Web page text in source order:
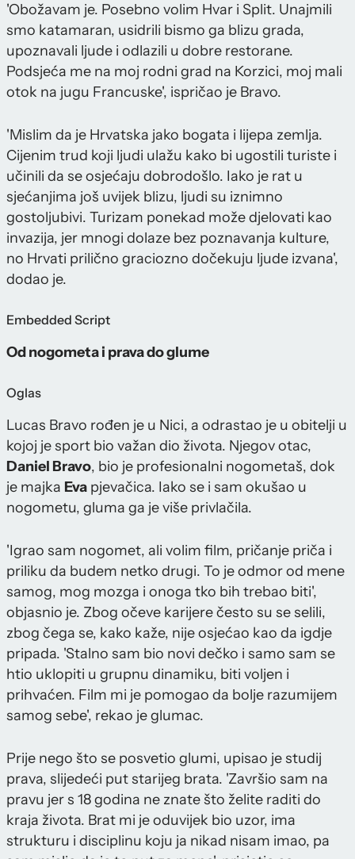
'Obožavam je. Posebno volim Hvar i Split. Unajmili
smo katamaran, usidrili bismo ga blizu grada,
upoznavali ljude i odlazili u dobre restorane.
Podsjeća me na moj rodni grad na Korzici, moj mali
otok na jugu Francuske', ispričao je Bravo.
'Mislim da je Hrvatska jako bogata i lijepa zemlja.
Cijenim trud koji ljudi ulažu kako bi ugostili turiste i
učinili da se osjećaju dobrodošlo. Iako je rat u
sjećanjima još uvijek blizu, ljudi su iznimno
gostoljubivi. Turizam ponekad može djelovati kao
invazija, jer mnogi dolaze bez poznavanja kulture,
no Hrvati prilično graciozno dočekuju ljude izvana',
dodao je.
Embedded Script
Od nogometa i prava do glume
Oglas
Lucas Bravo rođen je u Nici, a odrastao je u obitelji u
kojoj je sport bio važan dio života. Njegov otac,
Daniel Bravo, bio je profesionalni nogometaš, dok
je majka Eva pjevačica. Iako se i sam okušao u
nogometu, gluma ga je više privlačila.
'Igrao sam nogomet, ali volim film, pričanje priča i
priliku da budem netko drugi. To je odmor od mene
samog, mog mozga i onoga tko bih trebao biti',
objasnio je. Zbog očeve karijere često su se selili,
zbog čega se, kako kaže, nije osjećao kao da igdje
pripada. 'Stalno sam bio novi dečko i samo sam se
htio uklopiti u grupnu dinamiku, biti voljen i
prihvaćen. Film mi je pomogao da bolje razumijem
samog sebe', rekao je glumac.
Prije nego što se posvetio glumi, upisao je studij
prava, slijedeći put starijeg brata. 'Završio sam na
pravu jer s 18 godina ne znate što želite raditi do
kraja života. Brat mi je oduvijek bio uzor, ima
strukturu i disciplinu koju ja nikad nisam imao, pa